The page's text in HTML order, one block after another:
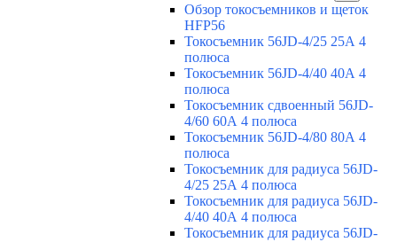
Обзор токосъемников и щеток
HFP56
Токосъемник 56JD-4/25 25А 4
полюса
Токосъемник 56JD-4/40 40А 4
полюса
Токосъемник сдвоенный 56JD-
4/60 60А 4 полюса
Токосъемник 56JD-4/80 80А 4
полюса
Токосъемник для радиуса 56JD-
4/25 25А 4 полюса
Токосъемник для радиуса 56JD-
4/40 40А 4 полюса
Токосъемник для радиуса 56JD-